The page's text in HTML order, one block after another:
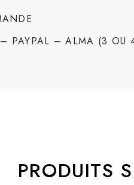
PAYPAL – ALMA (3 OU
PRODUITS